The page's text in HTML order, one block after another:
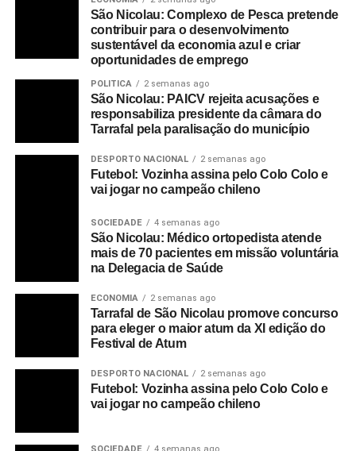
São Nicolau: Complexo de Pesca pretende
contribuir para o desenvolvimento
sustentável da economia azul e criar
oportunidades de emprego
POLITICA 2 semanas ago
São Nicolau: PAICV rejeita acusações e
responsabiliza presidente da câmara do
Tarrafal pela paralisação do município
DESPORTO NACIONAL 2 semanas ago
Futebol: Vozinha assina pelo Colo Colo e
vai jogar no campeão chileno
SOCIEDADE 4 semanas ago
São Nicolau: Médico ortopedista atende
mais de 70 pacientes em missão voluntária
na Delegacia de Saúde
ECONOMIA 2 semanas ago
Tarrafal de São Nicolau promove concurso
para eleger o maior atum da XI edição do
Festival de Atum
DESPORTO NACIONAL 2 semanas ago
Futebol: Vozinha assina pelo Colo Colo e
vai jogar no campeão chileno